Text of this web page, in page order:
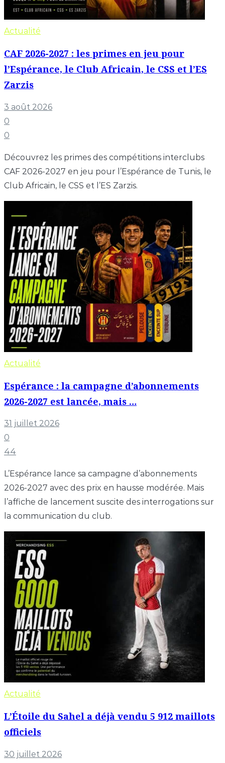
Actualité
CAF 2026-2027 : les primes en jeu pour
l’Espérance, le Club Africain, le CSS et l’ES
Zarzis
3 août 2026
0
0
Découvrez les primes des compétitions interclubs
CAF 2026-2027 en jeu pour l’Espérance de Tunis, le
Club Africain, le CSS et l’ES Zarzis.
Actualité
Espérance : la campagne d’abonnements
2026-2027 est lancée, mais …
31 juillet 2026
0
44
L’Espérance lance sa campagne d’abonnements
2026-2027 avec des prix en hausse modérée. Mais
l’affiche de lancement suscite des interrogations sur
la communication du club.
Actualité
L’Étoile du Sahel a déjà vendu 5 912 maillots
officiels
30 juillet 2026